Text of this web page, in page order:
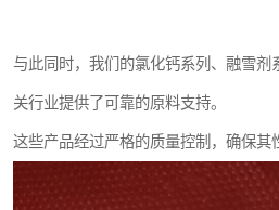
与此同时，我们的氯化钙系列、融雪剂
关行业提供了可靠的原料支持。
这些产品经过严格的质量控制，确保其